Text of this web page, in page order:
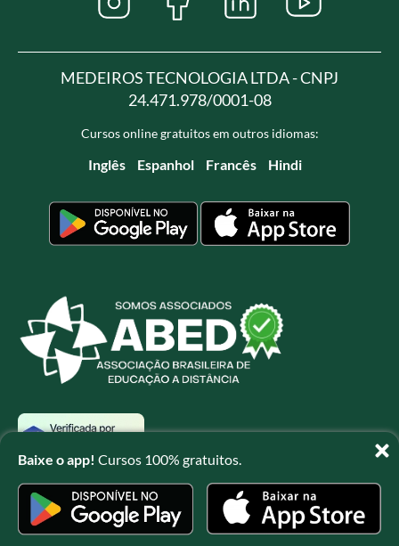
Baixe o app! Cursos 100% gratuitos.
MEDEIROS TECNOLOGIA LTDA - CNPJ
24.471.978/0001-08
Cursos online gratuitos em outros idiomas:
Inglês Espanhol Francês Hindi